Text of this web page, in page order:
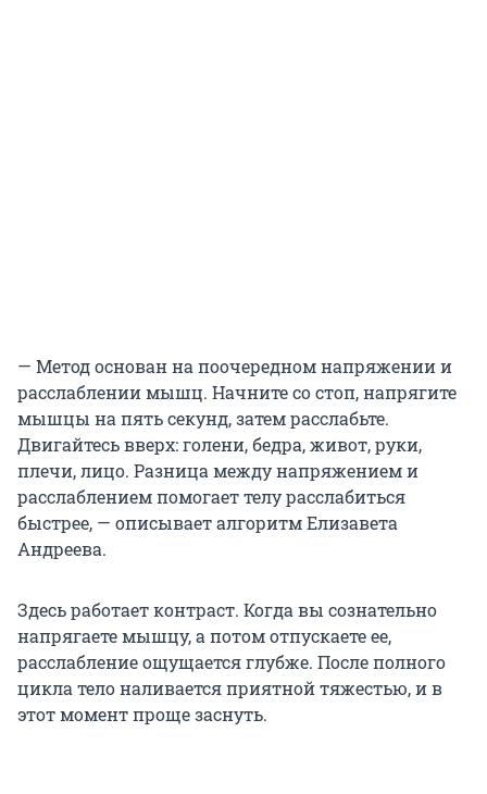
— Метод основан на поочередном напряжении и
расслаблении мышц. Начните со стоп, напрягите
мышцы на пять секунд, затем расслабьте.
Двигайтесь вверх: голени, бедра, живот, руки,
плечи, лицо. Разница между напряжением и
расслаблением помогает телу расслабиться
быстрее, — описывает алгоритм Елизавета
Андреева.
Здесь работает контраст. Когда вы сознательно
напрягаете мышцу, а потом отпускаете ее,
расслабление ощущается глубже. После полного
цикла тело наливается приятной тяжестью, и в
этот момент проще заснуть.